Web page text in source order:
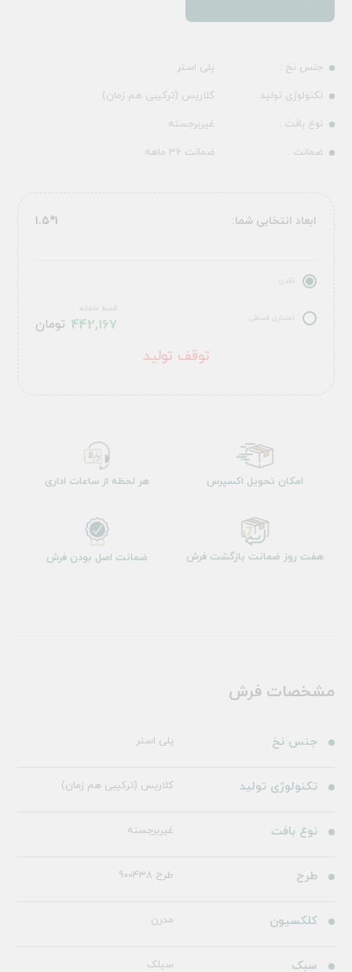
جنس نخ :
پلی استر
تکنولوژی تولید :
کلاریس (ترکیبی هم زمان)
نوع بافت :
غیربرجسته
ضمانت :
ضمانت 36 ماهه
ابعاد انتخابی شما: 1*1.5
نقدی
اعتباری قسطی
قسط ماهانه
442,167 تومان
توقف تولید
امکان تحویل اکسپرس هر لحظه از ساعات اداری
هفت روز ضمانت بازگشت فرش ضمانت اصل بودن فرش
مشخصات فرش
جنس نخ پلی استر
تکنولوژی تولید کلاریس (ترکیبی هم زمان)
نوع بافت غیربرجسته
طرح طرح 900438
کلکسیون مدرن
سبک سیلک